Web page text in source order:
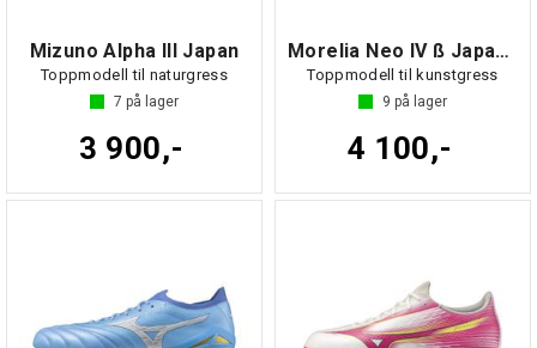
Mizuno Alpha III Japan
Toppmodell til naturgress
7 på lager
3 900,-
Morelia Neo IV ß Japan AG
Toppmodell til kunstgress
9 på lager
4 100,-